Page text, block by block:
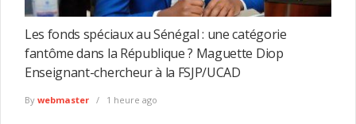
Les fonds spéciaux au Sénégal : une catégorie
fantôme dans la République ? Maguette Diop
Enseignant-chercheur à la FSJP/UCAD
By webmaster 1 heure ago